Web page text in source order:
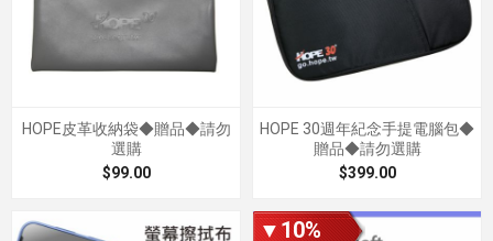
HOPE皮革收納袋◆贈品◆請勿
選購
$99.00
HOPE 30週年紀念手提電腦包◆
贈品◆請勿選購
$399.00
▼10%